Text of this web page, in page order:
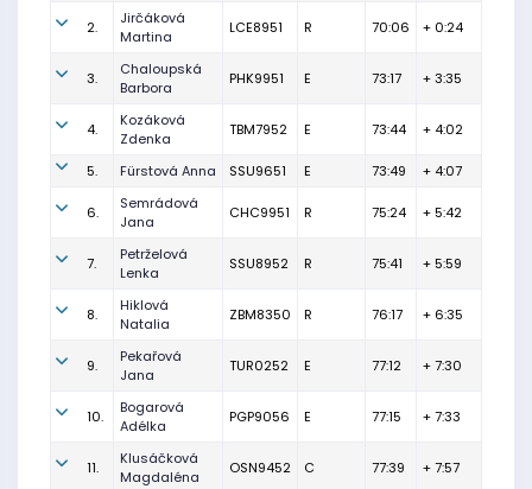
2.
Jirčáková
Martina
LCE8951 R 70:06 + 0:24
3.
Chaloupská
Barbora
PHK9951 E 73:17 + 3:35
4.
Kozáková
Zdenka
TBM7952 E 73:44 + 4:02
5. Fürstová Anna SSU9651 E 73:49 + 4:07
6.
Semrádová
Jana
CHC9951 R 75:24 + 5:42
7.
Petrželová
Lenka
SSU8952 R 75:41 + 5:59
8.
Hiklová
Natalia
ZBM8350 R 76:17 + 6:35
9.
Pekařová
Jana
TUR0252 E 77:12 + 7:30
10.
Bogarová
Adélka
PGP9056 E 77:15 + 7:33
11.
Klusáčková
Magdaléna
OSN9452 C 77:39 + 7:57